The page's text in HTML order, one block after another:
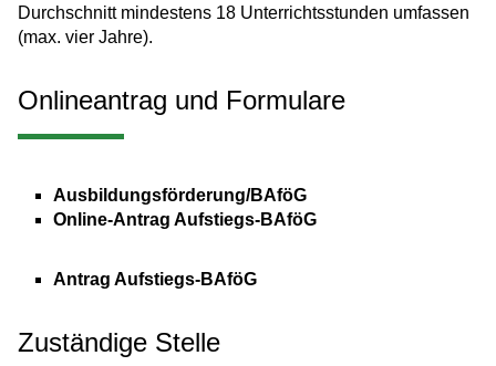
Durchschnitt mindestens 18 Unterrichtsstunden umfassen
(max. vier Jahre).
Onlineantrag und Formulare
Ausbildungsförderung/BAföG
Online-Antrag Aufstiegs-BAföG
Antrag Aufstiegs-BAföG
Zuständige Stelle